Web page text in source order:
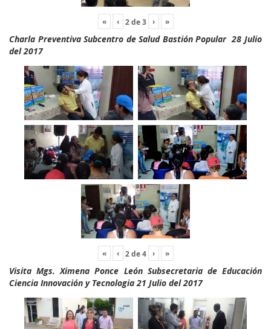
« ‹ 2de3 › »
Charla Preventiva Subcentro de Salud Bastión Popular 28 Julio
del 2017
« ‹ 2de4 › »
Visita Mgs. Ximena Ponce León Subsecretaria de Educación
Ciencia Innovación y Tecnologia 21 Julio del 2017